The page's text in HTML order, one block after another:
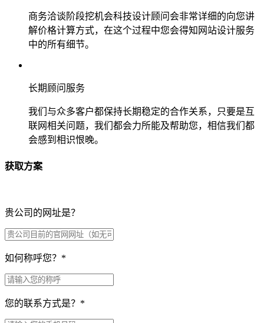
商务洽谈阶段挖机会科技设计顾问会非常详细的向您讲
解价格计算方式，在这个过程中您会得知网站设计服务
中的所有细节。
长期顾问服务
我们与众多客户都保持长期稳定的合作关系，只要是互
联网相关问题，我们都会力所能及帮助您，相信我们都
会感到相识恨晚。
获取方案
贵公司的网址是？
如何称呼您？ *
您的联系方式是？ *